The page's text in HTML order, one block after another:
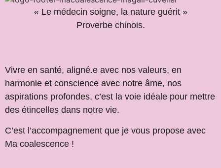
« Le médecin soigne, la nature guérit »
Proverbe chinois.
Vivre en santé, aligné.e avec nos valeurs, en
harmonie et conscience avec notre âme, nos
aspirations profondes, c’est la voie idéale pour mettre
des étincelles dans notre vie.
C’est l’accompagnement que je vous propose avec
Ma coalescence !